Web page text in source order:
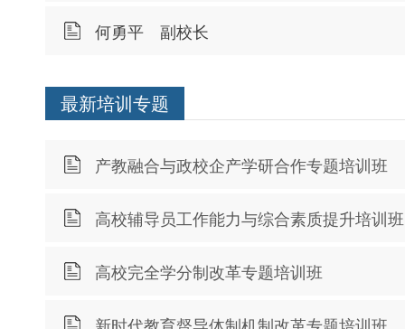
何勇平 副校长
最新培训专题
产教融合与政校企产学研合作专题培训班
高校辅导员工作能力与综合素质提升培训班
高校完全学分制改革专题培训班